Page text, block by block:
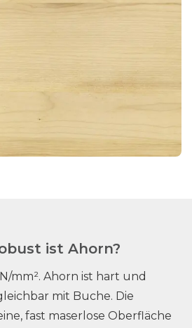
ist Ahorn?
mm². Ahorn ist hart und
mit Buche. Die
fast maserlose Oberfläche